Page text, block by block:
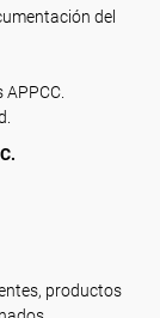
del
productos